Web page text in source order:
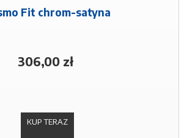
Fit chrom-satyna
306,00 zł
KUP TERAZ